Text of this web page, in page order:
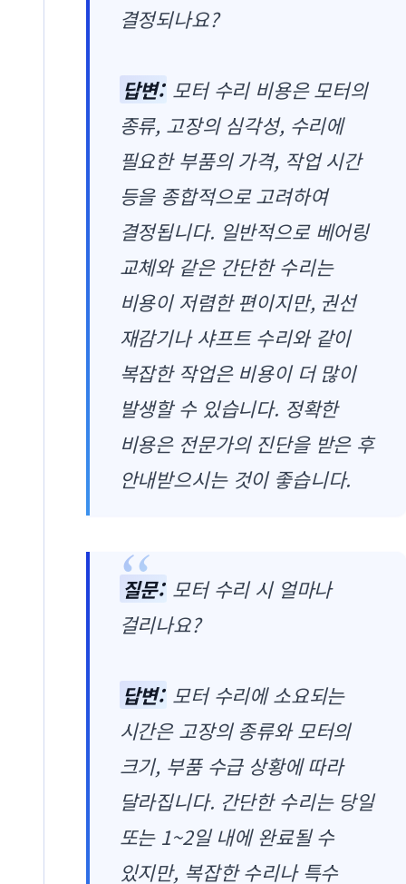
결정되나요?
답변: 모터 수리 비용은 모터의
종류, 고장의 심각성, 수리에
필요한 부품의 가격, 작업 시간
등을 종합적으로 고려하여
결정됩니다. 일반적으로 베어링
교체와 같은 간단한 수리는
비용이 저렴한 편이지만, 권선
재감기나 샤프트 수리와 같이
복잡한 작업은 비용이 더 많이
발생할 수 있습니다. 정확한
비용은 전문가의 진단을 받은 후
안내받으시는 것이 좋습니다.
질문: 모터 수리 시 얼마나
걸리나요?
답변: 모터 수리에 소요되는
시간은 고장의 종류와 모터의
크기, 부품 수급 상황에 따라
달라집니다. 간단한 수리는 당일
또는 1~2일 내에 완료될 수
있지만, 복잡한 수리나 특수